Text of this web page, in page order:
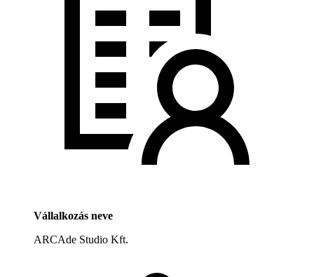
Vállalkozás neve
ARCAde Studio Kft.